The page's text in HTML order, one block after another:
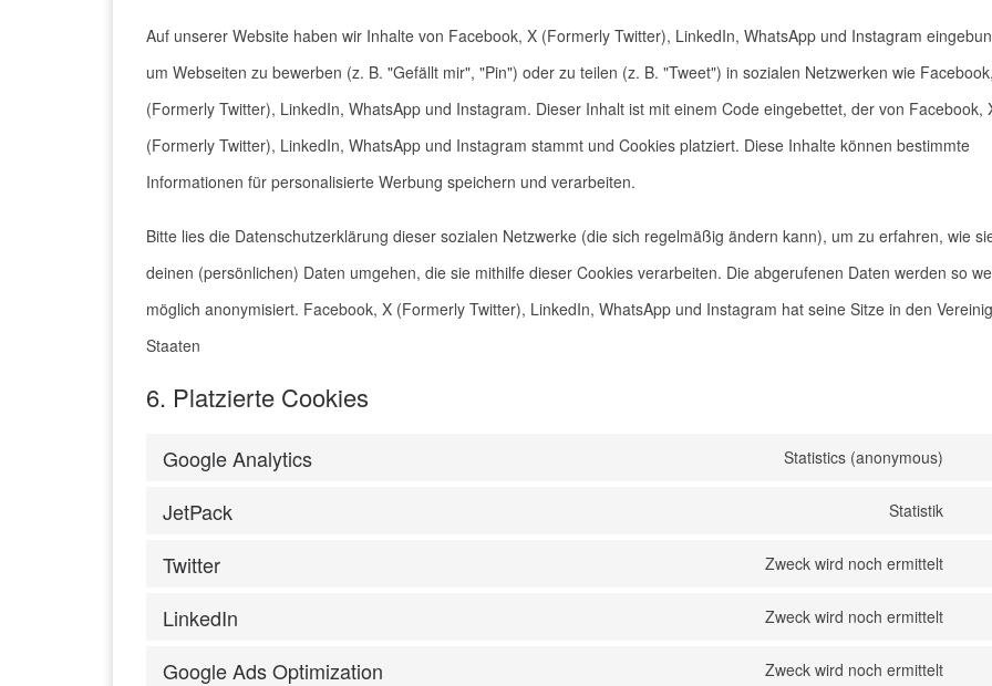
Auf unserer Website haben wir Inhalte von Facebook, X (Formerly Twitter), LinkedIn, WhatsApp und Instagram
um Webseiten zu bewerben (z. B. "Gefällt mir", "Pin") oder zu teilen (z. B. "Tweet") in sozialen Netzwerken wie
(Formerly Twitter), LinkedIn, WhatsApp und Instagram. Dieser Inhalt ist mit einem Code eingebettet, der von Facebook,
(Formerly Twitter), LinkedIn, WhatsApp und Instagram stammt und Cookies platziert. Diese Inhalte können bestimmte
Informationen für personalisierte Werbung speichern und verarbeiten.
Bitte lies die Datenschutzerklärung dieser sozialen Netzwerke (die sich regelmäßig ändern kann), um zu erfahren, wie
deinen (persönlichen) Daten umgehen, die sie mithilfe dieser Cookies verarbeiten. Die abgerufenen Daten werden so
möglich anonymisiert. Facebook, X (Formerly Twitter), LinkedIn, WhatsApp und Instagram hat seine Sitze in den
Staaten
6. Platzierte Cookies
Google Analytics Statistics (anonymous)
JetPack Statistik
Twitter Zweck wird noch ermittelt
LinkedIn Zweck wird noch ermittelt
Google Ads Optimization Zweck wird noch ermittelt